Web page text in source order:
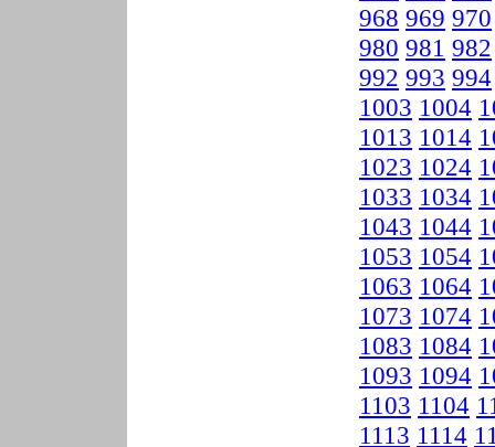
968 969 970
980 981 982
992 993 994
1003 1004
1013 1014
1023 1024
1033 1034
1043 1044
1053 1054
1063 1064
1073 1074
1083 1084
1093 1094
1103 1104
1113 1114